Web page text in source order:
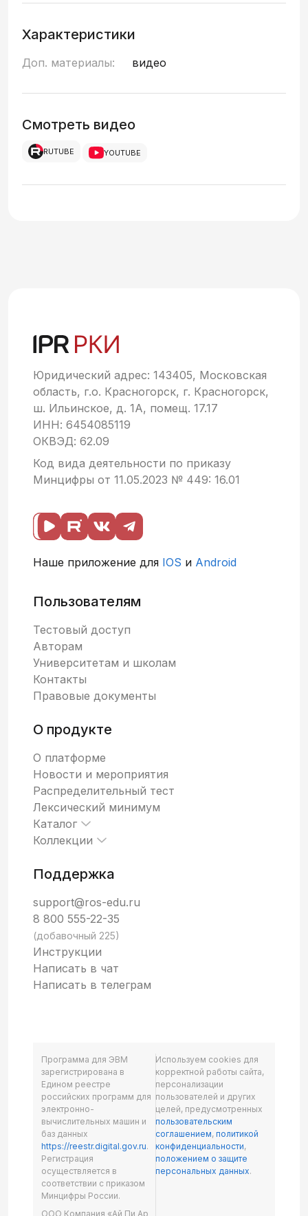
Характеристики
Доп. материалы: видео
Смотреть видео
RUTUBE YOUTUBE
Юридический адрес: 143405, Московская
область, г.о. Красногорск, г. Красногорск,
ш. Ильинское, д. 1А, помещ. 17.17
ИНН: 6454085119
ОКВЭД: 62.09
Код вида деятельности по приказу
Минцифры от 11.05.2023 № 449: 16.01
Наше приложение для IOS и Android
Пользователям
Тестовый доступ
Авторам
Университетам и школам
Контакты
Правовые документы
О продукте
О платформе
Новости и мероприятия
Распределительный тест
Лексический минимум
Каталог
Коллекции
Поддержка
support@ros-edu.ru
8 800 555-22-35
(добавочный 225)
Инструкции
Написать в чат
Написать в телеграм
Программа для ЭВМ
зарегистрирована в
Едином реестре
российских программ для
электронно-
вычислительных машин и
баз данных
https://reestr.digital.gov.ru.
Регистрация
осуществляется в
соответствии с приказом
Минцифры России.
ООО Компания «Ай Пи Ар
Используем cookies для
корректной работы сайта,
персонализации
пользователей и других
целей, предусмотренных
пользовательским
соглашением,политикой
конфиденциальности,
положением о защите
персональных данных.